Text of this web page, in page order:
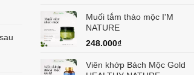
Muối tắm thảo mộc I'M
NATURE
248.000₫
Viên khớp Bách Mộc Gold